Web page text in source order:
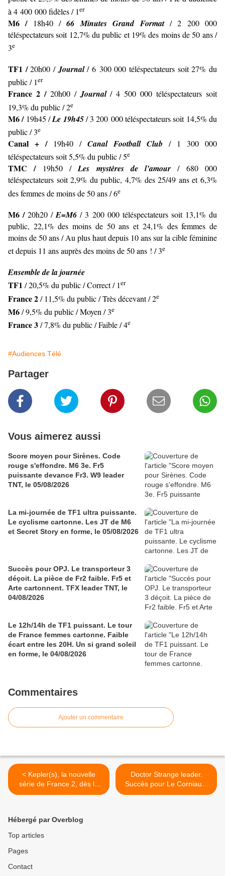
à 4 400 000 fidèles / 1er
M6 / 18h40 /66 Minutes Grand Format/ 2 200 000
téléspectateurs soit 12,7% du public et 19% des moins de 50 ans /
3e
TF1 /20h00 / Journal/ 6 300 000 téléspectateurs soit 27% du
public / 1er
France 2 / 20h00 /Journal/ 4 500 000 téléspectateurs soit
19,3% du public / 2e
M6 / 19h45 /Le 19h45/ 3 200 000 téléspectateurs soit 14,5% du
public / 3e
Canal + / 19h40 / Canal Football Club / 1 300 000
téléspectateurs soit 5,5% du public / 5e
TMC / 19h50 /Les mystères de l’amour / 680 000
téléspectateurs soit 2,9% du public, 4,7% des 25/49 ans et 6,3%
des femmes de moins de 50 ans / 6e
M6 / 20h20 / E=M6 / 3 200 000 téléspectateurs soit 13,1% du
public, 22,1% des moins de 50 ans et 24,1% des femmes de
moins de 50 ans / Au plus haut depuis 10 ans sur la cible féminine
et depuis 11 ans auprès des moins de 50 ans ! / 3e
Ensemble de la journée
TF1 / 20,5% du public / Correct / 1er
France 2/ 11,5% du public / Très décevant / 2e
M6/ 9,5% du public / Moyen / 3e
France 3/ 7,8% du public / Faible / 4e
#Audiences Télé
Partager
Vous aimerez aussi
Score moyen pour Sirènes. Code
rouge s'effondre. M6 3e. Fr5
puissante devance Fr3. W9 leader
TNT, le 05/08/2026
La mi-journée de TF1 ultra puissante.
Le cyclisme cartonne. Les JT de M6
et Secret Story en forme, le 05/08/2026
Succès pour OPJ. Le transporteur 3
déçoit. La pièce de Fr2 faible. Fr5 et
Arte cartonnent. TFX leader TNT, le
04/08/2026
Le 12h/14h de TF1 puissant. Le tour
de France femmes cartonne. Faible
écart entre les 20H. Un si grand soleil
en forme, le 04/08/2026
Commentaires
Ajouter un commentaire
< Kepler(s), la nouvelle
série de France 2, dès le
lundi 04/03/2019 à 21h00
Doctor Strange leader.
Succès pour Le Corniaud.
Zone interdite déçoit. C+ et
Hébergé par Overblog
Top articles
Pages
Contact